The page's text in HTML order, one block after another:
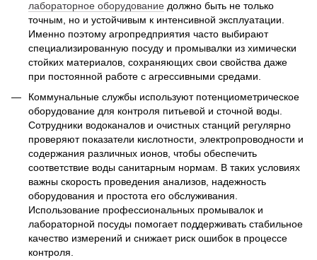
лабораторное оборудование должно быть не только
точным, но и устойчивым к интенсивной эксплуатации.
Именно поэтому агропредприятия часто выбирают
специализированную посуду и промывалки из химически
стойких материалов, сохраняющих свои свойства даже
при постоянной работе с агрессивными средами.
Коммунальные службы используют потенциометрическое
оборудование для контроля питьевой и сточной воды.
Сотрудники водоканалов и очистных станций регулярно
проверяют показатели кислотности, электропроводности и
содержания различных ионов, чтобы обеспечить
соответствие воды санитарным нормам. В таких условиях
важны скорость проведения анализов, надежность
оборудования и простота его обслуживания.
Использование профессиональных промывалок и
лабораторной посуды помогает поддерживать стабильное
качество измерений и снижает риск ошибок в процессе
контроля.